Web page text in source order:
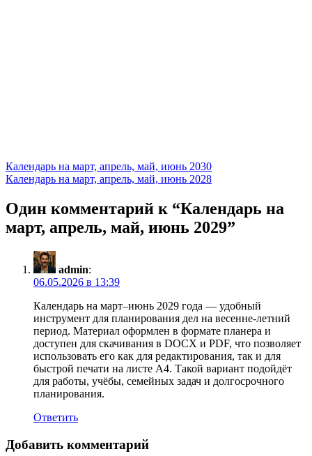
Навигация
по
записям
Календарь на март, апрель, май, июнь 2030
Календарь на март, апрель, май, июнь 2028
Один комментарий к “Календарь на
март, апрель, май, июнь 2029”
admin:
06.05.2026 в 13:39
Календарь на март–июнь 2029 года — удобный
инструмент для планирования дел на весенне‑летний
период. Материал оформлен в формате планера и
доступен для скачивания в DOCX и PDF, что позволяет
использовать его как для редактирования, так и для
быстрой печати на листе А4. Такой вариант подойдёт
для работы, учёбы, семейных задач и долгосрочного
планирования.
Ответить
Добавить комментарий